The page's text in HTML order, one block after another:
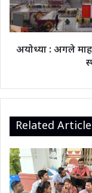
जाएगा
मंदिर
निर्माण,
टीला
की
मूर्ति
अयोध्या : अगले माह
Related